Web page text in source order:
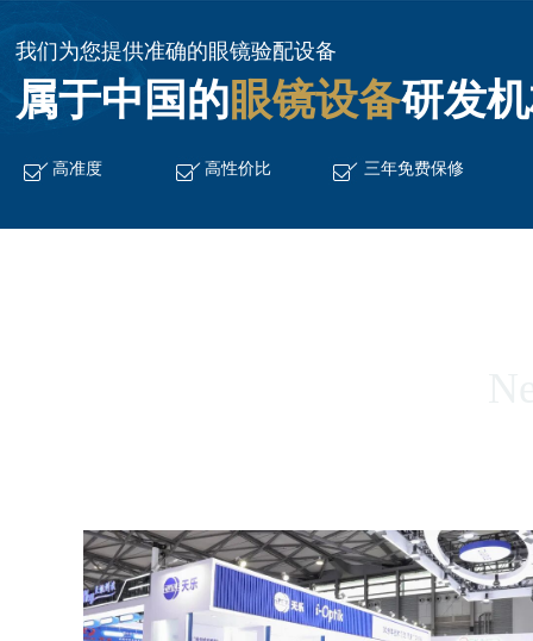
我们为您提供准确的眼镜验配设备
属于中国的眼镜设备研发
高准度 高性价比 三年免费保修